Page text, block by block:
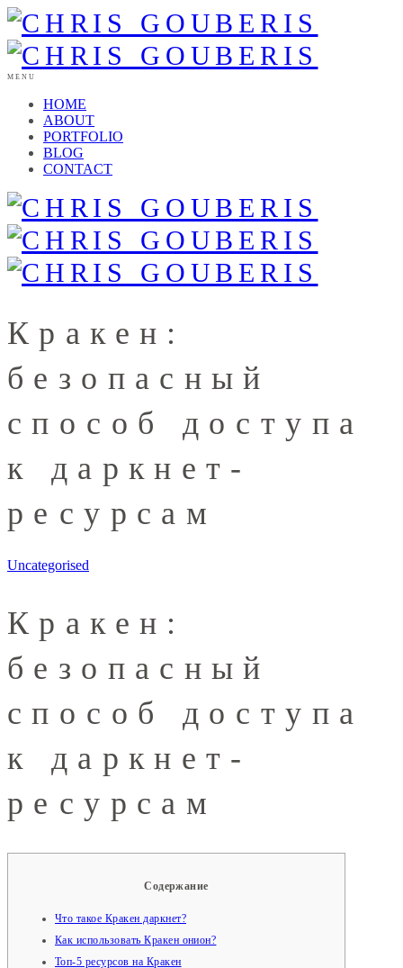
MENU
HOME
ABOUT
PORTFOLIO
BLOG
CONTACT
Кракен:
безопасный
способ доступа
к даркнет-
ресурсам
Uncategorised
Кракен:
безопасный
способ доступа
к даркнет-
ресурсам
Содержание
Что такое Кракен даркнет?
Как использовать Кракен онион?
Топ-5 ресурсов на Кракен